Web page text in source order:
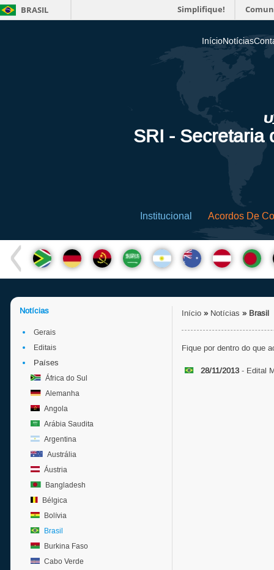
BRASIL Simplifique!
InícioNotícias
SRI - Secretaria
Institucional Acordos De
Notícias
Gerais
Editais
Países
África do Sul
Alemanha
Angola
Arábia Saudita
Argentina
Austrália
Áustria
Bangladesh
Bélgica
Bolívia
Brasil
Burkina Faso
Cabo Verde
Início »Notícias » Brasil
Fique por dentro do que
28/11/2013 - Edital